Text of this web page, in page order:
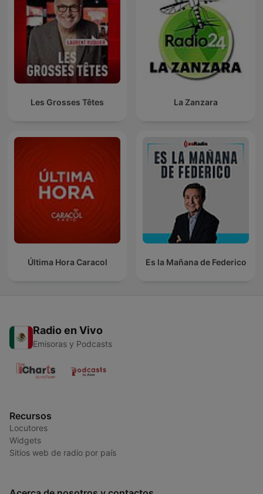
Les Grosses Têtes La Zanzara
Última Hora Caracol Es la Mañana de Federico
Radio en Vivo
Emisoras y Podcasts
Recursos
Locutores
Widgets
Sitios web de radio por país